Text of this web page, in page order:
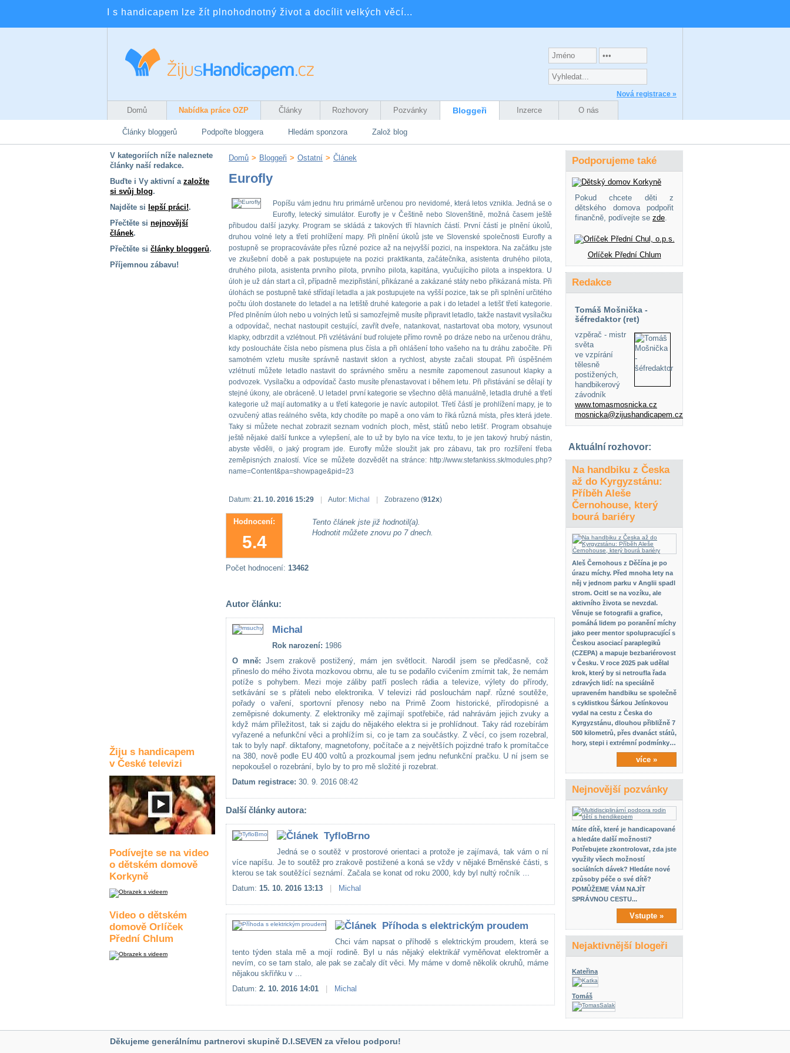
I s handicapem lze žít plnohodnotný život a docílit velkých věcí...
Nová registrace »
Domů Nabídka práce OZP Články Rozhovory Pozvánky Bloggeři Inzerce O nás
Články bloggerů Podpořte bloggera Hledám sponzora Založ blog
V kategoriích níže naleznete
články naší redakce.
Buďte i Vy aktivní a založte
si svůj blog.
Najděte si lepší práci!.
Přečtěte si nejnovější
článek.
Přečtěte si články bloggerů.
Příjemnou zábavu!
Žiju s handicapem
v České televizi
Podívejte se na video
o dětském domově
Korkyně
Video o dětském
domově Orlíček
Přední Chlum
Domů > Bloggeři > Ostatní > Článek
Eurofly
Popíšu vám jednu hru primárně určenou pro nevidomé, která letos vznikla. Jedná se o
Eurofly, letecký simulátor. Eurofly je v Češtině nebo Slovenštině, možná časem ještě
přibudou další jazyky. Program se skládá z takových tří hlavních částí. První částí je plnění úkolů,
druhou volné lety a třetí prohlížení mapy. Při plnění úkolů jste ve Slovenské společnosti Eurofly a
postupně se propracováváte přes různé pozice až na nejvyšší pozici, na inspektora. Na začátku jste
ve zkušební době a pak postupujete na pozici praktikanta, začátečníka, asistenta druhého pilota,
druhého pilota, asistenta prvního pilota, prvního pilota, kapitána, vyučujícího pilota a inspektora. U
úloh je už dán start a cíl, případně mezipřistání, přikázané a zakázané státy nebo přikázaná místa. Při
úlohách se postupně také střídají letadla a jak postupujete na vyšší pozice, tak se při splnění určitého
počtu úloh dostanete do letadel a na letiště druhé kategorie a pak i do letadel a letišť třetí kategorie.
Před plněním úloh nebo u volných letů si samozřejmě musíte připravit letadlo, takže nastavit vysílačku
a odpovídač, nechat nastoupit cestující, zavřít dveře, natankovat, nastartovat oba motory, vysunout
klapky, odbrzdit a vzlétnout. Při vzlétávání buď rolujete přímo rovně po dráze nebo na určenou dráhu,
kdy posloucháte čísla nebo písmena plus čísla a při ohlášení toho vašeho na tu dráhu zabočíte. Při
samotném vzletu musíte správně nastavit sklon a rychlost, abyste začali stoupat. Při úspěšném
vzlétnutí můžete letadlo nastavit do správného směru a nesmíte zapomenout zasunout klapky a
podvozek. Vysílačku a odpovídač často musíte přenastavovat i během letu. Při přistávání se dělají ty
stejné úkony, ale obráceně. U letadel první kategorie se všechno dělá manuálně, letadla druhé a třetí
kategorie už mají automatiky a u třetí kategorie je navíc autopilot. Třetí částí je prohlížení mapy, je to
ozvučený atlas reálného světa, kdy chodíte po mapě a ono vám to říká různá místa, přes která jdete.
Taky si můžete nechat zobrazit seznam vodních ploch, měst, států nebo letišť. Program obsahuje
ještě nějaké další funkce a vylepšení, ale to už by bylo na více textu, to je jen takový hrubý nástin,
abyste věděli, o jaký program jde. Eurofly může sloužit jak pro zábavu, tak pro rozšíření třeba
zeměpisných znalostí. Více se můžete dozvědět na stránce: http://www.stefankiss.sk/modules.php?
name=Content&pa=showpage&pid=23
Datum: 21. 10. 2016 15:29 Autor: Michal Zobrazeno (912x)
Hodnocení:
5.4
Tento článek jste již hodnotil(a).
Hodnotit můžete znovu po 7 dnech.
Počet hodnocení: 13462
Autor článku:
Michal
Rok narození: 1986
O mně: Jsem zrakově postižený, mám jen světlocit. Narodil jsem se předčasně, což
přineslo do mého života mozkovou obrnu, ale tu se podařilo cvičením zmírnit tak, že nemám
potíže s pohybem. Mezi moje záliby patří poslech rádia a televize, výlety do přírody,
setkávání se s přáteli nebo elektronika. V televizi rád poslouchám např. různé soutěže,
pořady o vaření, sportovní přenosy nebo na Primě Zoom historické, přírodopisné a
zeměpisné dokumenty. Z elektroniky mě zajímají spotřebiče, rád nahrávám jejich zvuky a
když mám příležitost, tak si zajdu do nějakého elektra si je prohlídnout. Taky rád rozebírám
vyřazené a nefunkční věci a prohlížím si, co je tam za součástky. Z věcí, co jsem rozebral,
tak to byly např. diktafony, magnetofony, počítače a z největších pojizdné trafo k promítačce
na 380, nově podle EU 400 voltů a prozkoumal jsem jednu nefunkční pračku. U ní jsem se
nepokoušel o rozebrání, bylo by to pro mě složité ji rozebrat.
Datum registrace: 30. 9. 2016 08:42
Další články autora:
TyfloBrno
Jedná se o soutěž v prostorové orientaci a protože je zajímavá, tak vám o ní
více napíšu. Je to soutěž pro zrakově postižené a koná se vždy v nějaké Brněnské části, s
kterou se tak soutěžící seznámí. Začala se konat od roku 2000, kdy byl nultý ročník ...
Datum: 15. 10. 2016 13:13 Michal
Příhoda s elektrickým proudem
Chci vám napsat o příhodě s elektrickým proudem, která se
tento týden stala mě a mojí rodině. Byl u nás nějaký elektrikář vyměňovat elektroměr a
nevím, co se tam stalo, ale pak se začaly dít věci. My máme v domě několik okruhů, máme
nějakou skříňku v ...
Datum: 2. 10. 2016 14:01 Michal
Podporujeme také
Pokud chcete děti z
dětského domova podpořit
finančně, podívejte se zde.
Orlíček Přední Chlum
Redakce
Tomáš Mošnička -
šéfredaktor (ret)
vzpěrač - mistr
světa
ve vzpírání
tělesně
postižených,
handbikerový
závodník
www.tomasmosnicka.cz
mosnicka@zijushandicapem.cz
Aktuální rozhovor:
Na handbiku z Česka
až do Kyrgyzstánu:
Příběh Aleše
Černohouse, který
bourá bariéry
Aleš Černohous z Děčína je po
úrazu míchy. Před mnoha lety na
něj v jednom parku v Anglii spadl
strom. Ocitl se na vozíku, ale
aktivního života se nevzdal.
Věnuje se fotografii a grafice,
pomáhá lidem po poranění míchy
jako peer mentor spolupracující s
Českou asociací paraplegiků
(CZEPA) a mapuje bezbariérovost
v Česku. V roce 2025 pak udělal
krok, který by si netroufla řada
zdravých lidí: na speciálně
upraveném handbiku se společně
s cyklistkou Šárkou Jelínkovou
vydal na cestu z Česka do
Kyrgyzstánu, dlouhou přibližně 7
500 kilometrů, přes dvanáct států,
hory, stepi i extrémní podmínky…
více »
Nejnovější pozvánky
Máte dítě, které je handicapované
a hledáte další možnosti?
Potřebujete zkontrolovat, zda jste
využily všech možností
sociálních dávek? Hledáte nové
způsoby péče o své dítě?
POMŮŽEME VÁM NAJÍT
SPRÁVNOU CESTU...
Vstupte »
Nejaktivnější blogeři
Kateřina
Tomáš
Děkujeme generálnímu partnerovi skupině D.I.SEVEN za vřelou podporu!